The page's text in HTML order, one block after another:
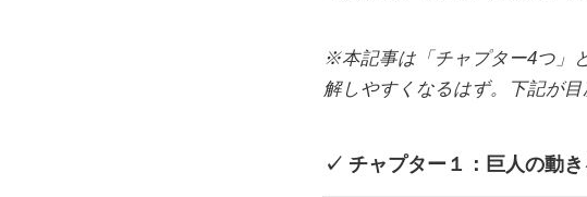
※本記事は「チャプター4つ」
解しやすくなるはず。下記が目
チャプター１：巨人の動